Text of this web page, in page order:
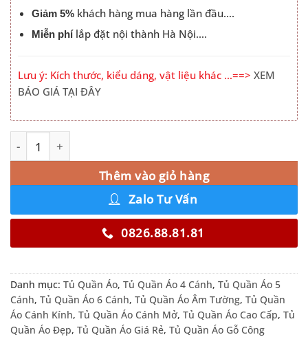
Giảm 5%khách hàng mua hàng lần đầu….
Miễn phílắp đặt nội thành Hà Nội….
Lưu ý: Kích thước, kiểu dáng, vật liệu khác …==> XEM
BÁO GIÁ TẠI ĐÂY
Tủ Quần Áo 3 Buồng Có Bàn Trang Điểm Màu 217LU số
Thêm vào giỏ hàng
Alternative:
Zalo Tư Vấn
0826.88.81.81
Danh mục: Tủ Quần Áo, Tủ Quần Áo 4 Cánh, Tủ Quần Áo 5
Cánh, Tủ Quần Áo 6 Cánh, Tủ Quần Áo Âm Tường, Tủ Quần
Áo Cánh Kính, Tủ Quần Áo Cánh Mở, Tủ Quần Áo Cao Cấp, Tủ
Quần Áo Đẹp, Tủ Quần Áo Giá Rẻ, Tủ Quần Áo Gỗ Công